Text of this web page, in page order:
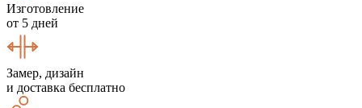
Изготовление
от 5 дней
Замер, дизайн
и доставка бесплатно